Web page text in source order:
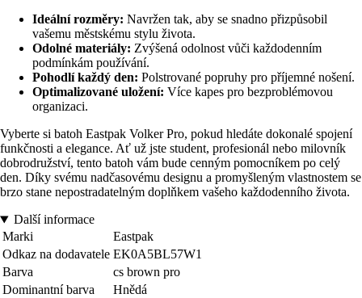
Ideální rozměry: Navržen tak, aby se snadno přizpůsobil
vašemu městskému stylu života.
Odolné materiály: Zvýšená odolnost vůči každodenním
podmínkám používání.
Pohodlí každý den: Polstrované popruhy pro příjemné nošení.
Optimalizované uložení: Více kapes pro bezproblémovou
organizaci.
Vyberte si batoh Eastpak Volker Pro, pokud hledáte dokonalé spojení
funkčnosti a elegance. Ať už jste student, profesionál nebo milovník
dobrodružství, tento batoh vám bude cenným pomocníkem po celý
den. Díky svému nadčasovému designu a promyšleným vlastnostem se
brzo stane nepostradatelným doplňkem vašeho každodenního života.
Další informace
Marki
Eastpak
Odkaz na dodavatele EK0A5BL57W1
Barva
cs brown pro
Dominantní barva
Hnědá